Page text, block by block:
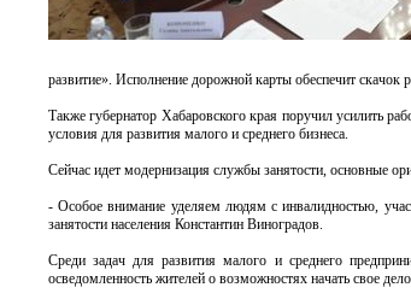
развитие». Исполнение дорожной карты обеспечит скачок
Также губернатор Хабаровского края поручил усилить
условия для развития малого и среднего бизнеса.
Сейчас идет модернизация службы занятости, основные
- Особое внимание уделяем людям с инвалидностью,
занятости населения Константин Виноградов.
Среди задач для развития малого и среднего
осведомленность жителей о возможностях начать свое